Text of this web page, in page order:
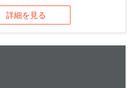
詳細を見る